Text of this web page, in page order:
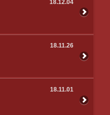
18.12.04
18.11.26
18.11.01